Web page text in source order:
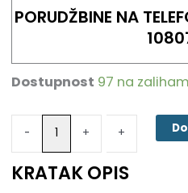
PORUDŽBINE NA
Dostupnost 97 na
-
-
Igracka
pse
obliku
kosti
+ +
KRATAK OPIS